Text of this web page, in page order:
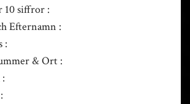
10 siffror :
Efternamn :
:
& Ort :